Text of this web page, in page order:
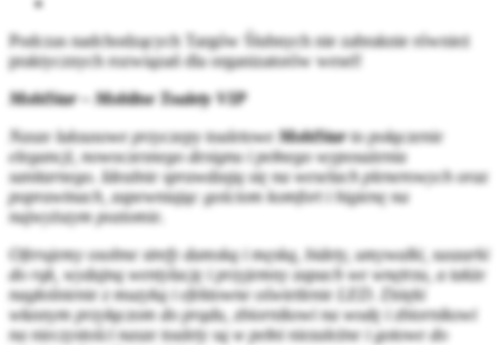
Podczas nadchodzących Targów Ślubnych nie zabraknie również
praktycznych rozwiązań dla organizatorów wesel!
MobiStar – Mobilne Toalety VIP
Nasze luksusowe przyczepy toaletowe MobiStarto połączenie
elegancji, nowoczesnego designu i pełnego wyposażenia
sanitarnego. Idealnie sprawdzają się na weselach plenerowych oraz
poprawinach, zapewniając gościom komfort i higienę na
najwyższym poziomie.
Oferujemy osobne strefy damską i męską, bidety, umywalki, suszarki
do rąk, wydajną wentylację i przyjemny zapach we wnętrzu, a także
nagłośnienie z muzyką i efektowne oświetlenie LED. Dzięki
własnym przyłączom do prądu, zbiornikowi na wodę i zbiornikowi
na nieczystości nasze toalety są w pełni niezależne i gotowe do